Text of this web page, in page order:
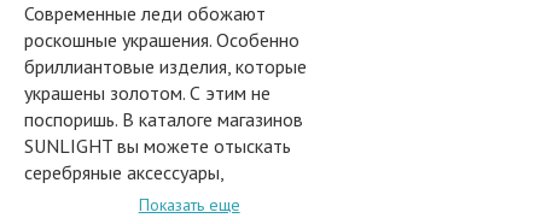
Современные леди обожают
роскошные украшения. Особенно
бриллиантовые изделия, которые
украшены золотом. С этим не
поспоришь. В каталоге магазинов
SUNLIGHT вы можете отыскать
серебряные аксессуары,
украшенные камнями. Перед вами
Показать еще